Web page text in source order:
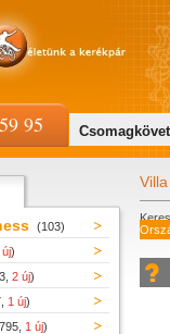
(103)
új)
2 új)
1 új)
1 új)
Villa
95